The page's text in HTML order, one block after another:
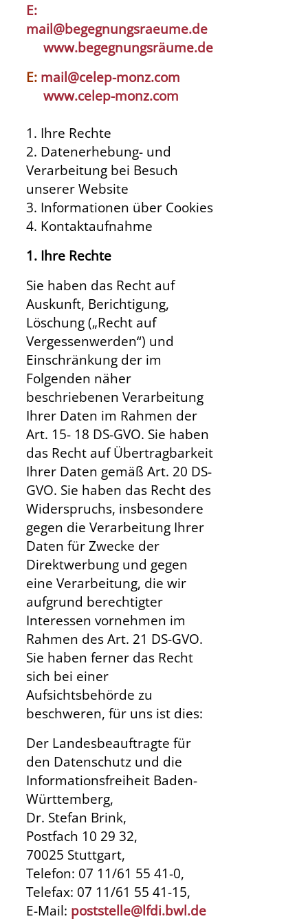
E:
mail@begegnungsraeume.de
www.begegnungsräume.de
E: mail@celep-monz.com
www.celep-monz.com
1. Ihre Rechte
2. Datenerhebung- und
Verarbeitung bei Besuch
unserer Website
3. Informationen über Cookies
4. Kontaktaufnahme
1. Ihre Rechte
Sie haben das Recht auf
Auskunft, Berichtigung,
Löschung („Recht auf
Vergessenwerden“) und
Einschränkung der im
Folgenden näher
beschriebenen Verarbeitung
Ihrer Daten im Rahmen der
Art. 15- 18 DS-GVO. Sie haben
das Recht auf Übertragbarkeit
Ihrer Daten gemäß Art. 20 DS-
GVO. Sie haben das Recht des
Widerspruchs, insbesondere
gegen die Verarbeitung Ihrer
Daten für Zwecke der
Direktwerbung und gegen
eine Verarbeitung, die wir
aufgrund berechtigter
Interessen vornehmen im
Rahmen des Art. 21 DS-GVO.
Sie haben ferner das Recht
sich bei einer
Aufsichtsbehörde zu
beschweren, für uns ist dies:
Der Landesbeauftragte für
den Datenschutz und die
Informationsfreiheit Baden-
Württemberg,
Dr. Stefan Brink,
Postfach 10 29 32,
70025 Stuttgart,
Telefon: 07 11/61 55 41-0,
Telefax: 07 11/61 55 41-15,
E-Mail: poststelle@lfdi.bwl.de